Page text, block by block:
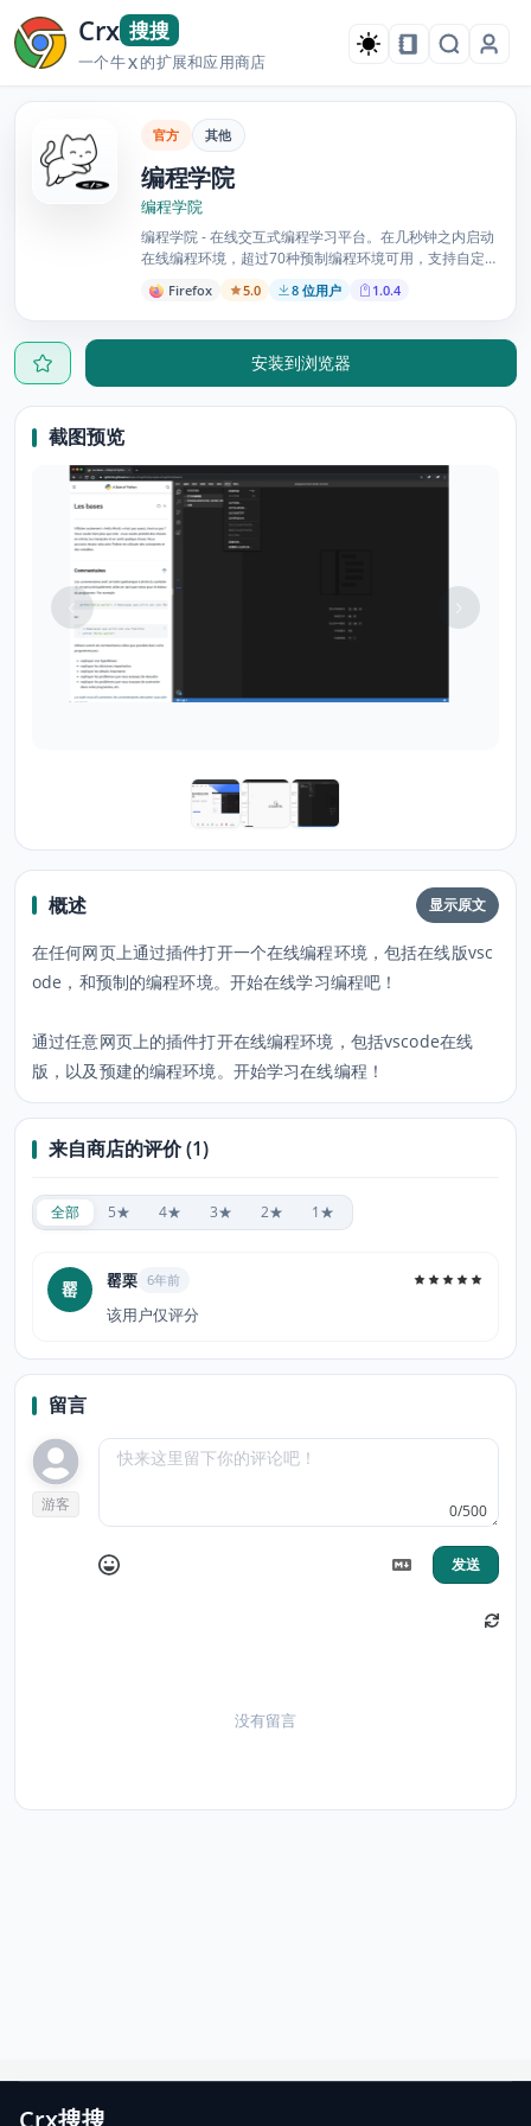
Crx 搜搜
一个牛X的扩展和应用商店
官方 其他
编程学院
编程学院
编程学院 - 在线交互式编程学习平台。在几秒钟之内启动
在线编程环境，超过70种预制编程环境可用，支持自定义
编程环境，随处可用。7天免费试用。
Firefox 5.0 8 位用户 1.0.4
安装到浏览器
截图预览
概述 显示原文
在任何网页上通过插件打开一个在线编程环境，包括在线版vsc
ode，和预制的编程环境。开始在线学习编程吧！
通过任意网页上的插件打开在线编程环境，包括vscode在线
版，以及预建的编程环境。开始学习在线编程！
来自商店的评价 (1)
全部 5★ 4★ 3★ 2★ 1★
罂 罂栗 6年前
该用户仅评分
留言
游客 0/500
发送
没有留言
Crx搜搜